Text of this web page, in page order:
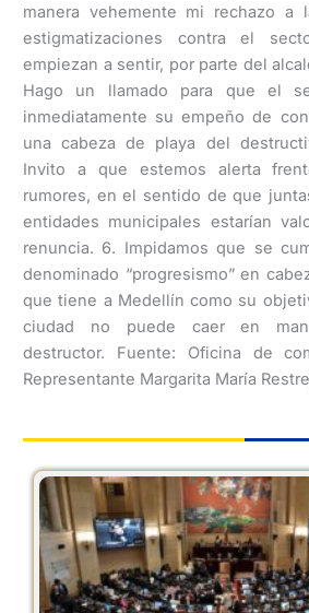
manera vehemente mi rechazo a
estigmatizaciones contra el
empiezan a sentir, por parte del
Hago un llamado para que el
inmediatamente su empeño de
una cabeza de playa del
Invito a que estemos alerta
rumores, en el sentido de que
entidades municipales estarían
renuncia. 6. Impidamos que se
denominado “progresismo” en
que tiene a Medellín como su
ciudad no puede caer en
destructor. Fuente: Oficina de
Representante Margarita María